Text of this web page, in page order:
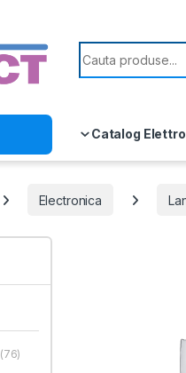
Search for:
Catalog
Electronica
(76)